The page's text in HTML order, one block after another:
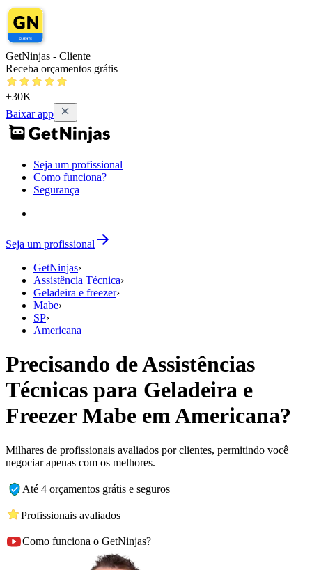
GetNinjas - Cliente
Receba orçamentos grátis
+30K
Baixar app
Seja um profissional
Como funciona?
Segurança
Seja um profissional
GetNinjas›
Assistência Técnica›
Geladeira e freezer›
Mabe›
SP›
Americana
Precisando de Assistências
Técnicas para Geladeira e
Freezer Mabe em Americana?
Milhares de profissionais avaliados por clientes, permitindo você
negociar apenas com os melhores.
Até 4 orçamentos grátis e seguros
Profissionais avaliados
Como funciona o GetNinjas?